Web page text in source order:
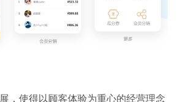
，使得以顾客体验为重心的经营理念